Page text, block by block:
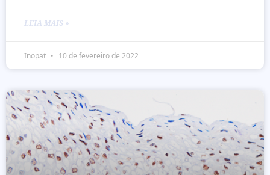
LEIA MAIS »
Inopat 10 de fevereiro de 2022